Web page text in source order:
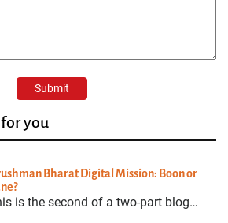
you
Bharat Digital Mission: Boon or
is the second of a two-part blog…